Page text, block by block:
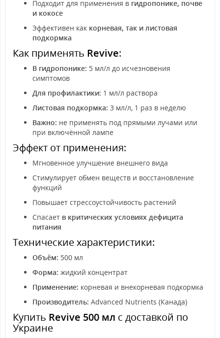
Подходит для применения в гидропонике, почве
и кокосе
Эффективен как корневая, так и листовая
подкормка
Как применять Revive:
В гидропонике: 5 мл/л до исчезновения
симптомов
Для профилактики: 1 мл/л раствора
Листовая подкормка: 3 мл/л, 1 раз в неделю
Важно: не применять под прямыми лучами или
при включённой лампе
Эффект от применения:
Мгновенное улучшение внешнего вида
Стимулирует обмен веществ и восстановление
функций
Повышает стрессоустойчивость растений
Спасает в критических условиях дефицита
питания
Технические характеристики:
Объём: 500 мл
Форма: жидкий концентрат
Применение: корневая и внекорневая подкормка
Производитель: Advanced Nutrients (Канада)
Купить Revive 500 мл с доставкой по
Украине